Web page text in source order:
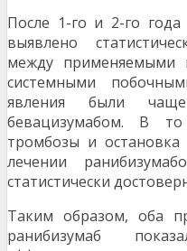
После 1-го и 2-го
выявлено
между применяемыми
системными
явления были
бевацизумабом. В
тромбозы и
лечении
статистически
Таким образом, оба
ранибизумаб